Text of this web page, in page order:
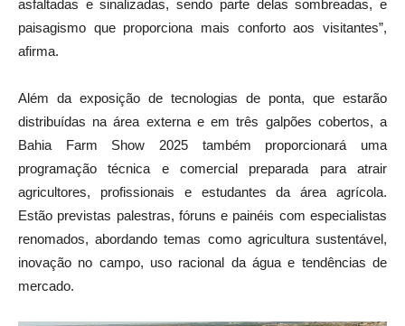
asfaltadas e sinalizadas, sendo parte delas sombreadas, e
paisagismo que proporciona mais conforto aos visitantes”,
afirma.
Além da exposição de tecnologias de ponta, que estarão
distribuídas na área externa e em três galpões cobertos, a
Bahia Farm Show 2025 também proporcionará uma
programação técnica e comercial preparada para atrair
agricultores, profissionais e estudantes da área agrícola.
Estão previstas palestras, fóruns e painéis com especialistas
renomados, abordando temas como agricultura sustentável,
inovação no campo, uso racional da água e tendências de
mercado.